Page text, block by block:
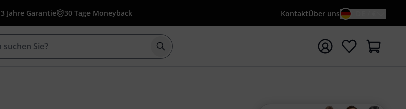
3 Jahre Garantie 30 Tage Moneyback KontaktÜber uns
Suche mit Suchwort {searchTerm} starten